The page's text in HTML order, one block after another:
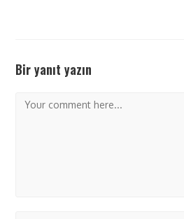
Bir yanıt yazın